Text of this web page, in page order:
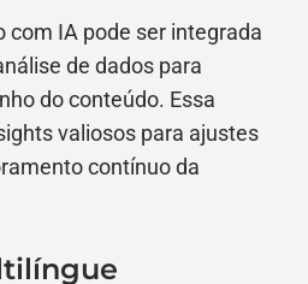
com IA pode ser integrada
de dados para
do conteúdo. Essa
valiosos para ajustes
contínuo da